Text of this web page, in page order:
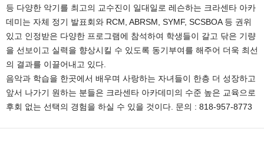
등 다양한 악기를 최고의 교수진이 일대일로 레슨하는 크라센타 아카
데미는 자체 정기 발표회와 RCM, ABRSM, SYMF, SCSBOA 등 권위
있고 인정받은 다양한 프로그램에 참석하여 학생들이 갈고 닦은 기량
을 선보이고 실력을 향상시킬 수 있도록 동기부여를 해주어 더욱 최선
의 결과를 이끌어내고 있다.
음악과 학습을 한곳에서 배우며 사랑하는 자녀들이 한층 더 성장하고
앞서 나가기 원하는 분들은 크라센타 아카데미의 수준 높은 교육으로
후회 없는 선택의 경험을 하실 수 있을 것이다. 문의 : 818-957-8773